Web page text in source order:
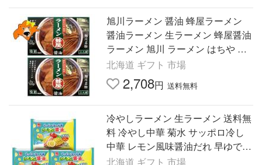
旭川ラーメン 醤油 蜂屋ラーメン
醤油ラーメン 生ラーメン 蜂屋醤油
ラーメン 旭川 ラーメン はちや し
ょうゆ ラーメン 化粧箱入 1箱(2人
前)×2 麺類 ラーメン
北海道 ギフト 市場
2,708円 送料無料
冷やしラーメン 生ラーメン 送料無
料 冷やし中華 菊水 サッポロ冷し
中華 レモン風味醤油だれ 早ゆで90
秒 生麺 冷し中華 スープ 1袋(2食
北海道 ギフト 市場